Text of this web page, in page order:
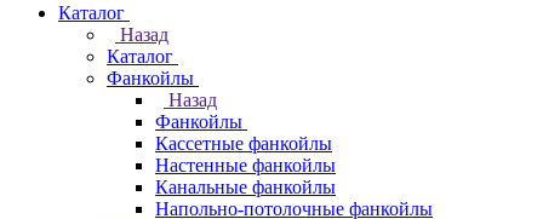
Каталог
Назад
Каталог
Фанкойлы
Назад
Фанкойлы
Кассетные фанкойлы
Настенные фанкойлы
Канальные фанкойлы
Напольно-потолочные фанкойлы